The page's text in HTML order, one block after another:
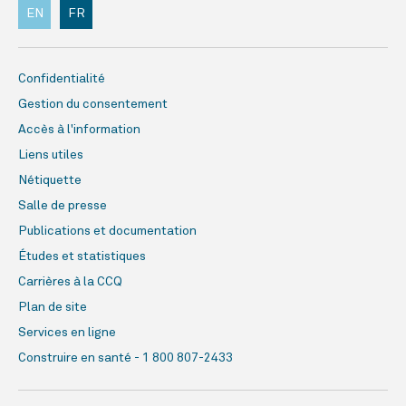
Confidentialité
Gestion du consentement
Accès à l'information
Liens utiles
Nétiquette
Salle de presse
Publications et documentation
Études et statistiques
Carrières à la CCQ
Plan de site
Services en ligne
Construire en santé - 1 800 807-2433
EN FR